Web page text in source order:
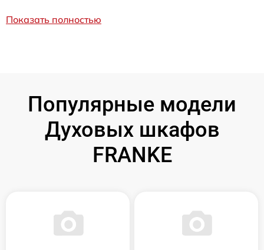
Показать полностью
Популярные модели
Духовых шкафов
FRANKE